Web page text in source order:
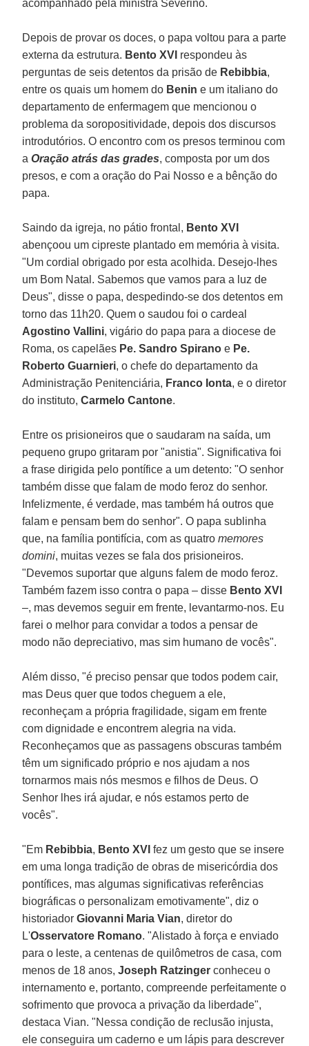
acompanhado pela ministra Severino.
Depois de provar os doces, o papa voltou para a parte
externa da estrutura. Bento XVI respondeu às
perguntas de seis detentos da prisão de Rebibbia,
entre os quais um homem do Benine um italiano do
departamento de enfermagem que mencionou o
problema da soropositividade, depois dos discursos
introdutórios. O encontro com os presos terminou com
aOração atrás das grades, composta por um dos
presos, e com a oração do Pai Nosso e a bênção do
papa.
Saindo da igreja, no pátio frontal, Bento XVI
abençoou um cipreste plantado em memória à visita.
"Um cordial obrigado por esta acolhida. Desejo-lhes
um Bom Natal. Sabemos que vamos para a luz de
Deus", disse o papa, despedindo-se dos detentos em
torno das 11h20. Quem o saudou foi o cardeal
Agostino Vallini, vigário do papa para a diocese de
Roma, os capelães Pe. Sandro Spiranoe Pe.
Roberto Guarnieri, o chefe do departamento da
Administração Penitenciária, Franco Ionta, e o diretor
do instituto,Carmelo Cantone.
Entre os prisioneiros que o saudaram na saída, um
pequeno grupo gritaram por "anistia". Significativa foi
a frase dirigida pelo pontífice a um detento: "O senhor
também disse que falam de modo feroz do senhor.
Infelizmente, é verdade, mas também há outros que
falam e pensam bem do senhor". O papa sublinha
que, na família pontifícia, com as quatromemores
domini, muitas vezes se fala dos prisioneiros.
"Devemos suportar que alguns falem de modo feroz.
Também fazem isso contra o papa – disse Bento XVI
–, mas devemos seguir em frente, levantarmo-nos. Eu
farei o melhor para convidar a todos a pensar de
modo não depreciativo, mas sim humano de vocês".
Além disso, "é preciso pensar que todos podem cair,
mas Deus quer que todos cheguem a ele,
reconheçam a própria fragilidade, sigam em frente
com dignidade e encontrem alegria na vida.
Reconheçamos que as passagens obscuras também
têm um significado próprio e nos ajudam a nos
tornarmos mais nós mesmos e filhos de Deus. O
Senhor lhes irá ajudar, e nós estamos perto de
vocês".
"Em Rebibbia, Bento XVIfez um gesto que se insere
em uma longa tradição de obras de misericórdia dos
pontífices, mas algumas significativas referências
biográficas o personalizam emotivamente", diz o
historiadorGiovanni Maria Vian, diretor do
L'Osservatore Romano. "Alistado à força e enviado
para o leste, a centenas de quilômetros de casa, com
menos de 18 anos,Joseph Ratzingerconheceu o
internamento e, portanto, compreende perfeitamente o
sofrimento que provoca a privação da liberdade",
destaca Vian. "Nessa condição de reclusão injusta,
ele conseguira um caderno e um lápis para descrever